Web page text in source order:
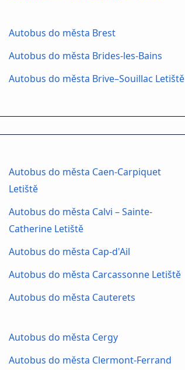
Autobus do města Brest
Autobus do města Brides-les-Bains
Autobus do města Brive–Souillac Letiště
Autobus do města Caen-Carpiquet
Letiště
Autobus do města Calvi – Sainte-
Catherine Letiště
Autobus do města Cap-d'Ail
Autobus do města Carcassonne Letiště
Autobus do města Cauterets
Autobus do města Cergy
Autobus do města Clermont-Ferrand